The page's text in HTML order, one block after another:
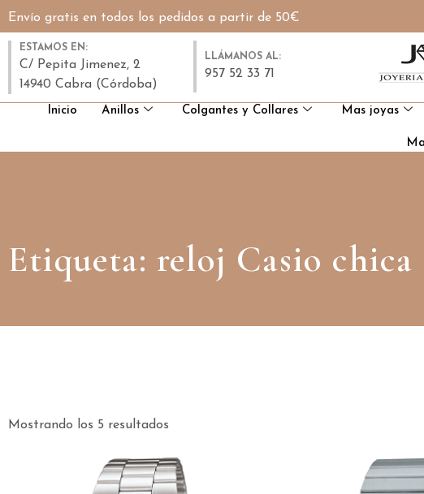
Envío gratis en todos los pedidos a partir de 50€
ESTAMOS EN:
C/ Pepita Jimenez, 2
14940 Cabra (Córdoba)
LLÁMANOS AL:
957 52 33 71
Inicio Anillos Colgantes y Collares Mas joyas
Etiqueta: reloj Casio chica
Mostrando los 5 resultados